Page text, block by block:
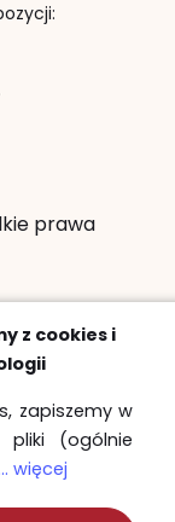
prawa
z cookies i
zapiszemy w
pliki (ogólnie
więcej